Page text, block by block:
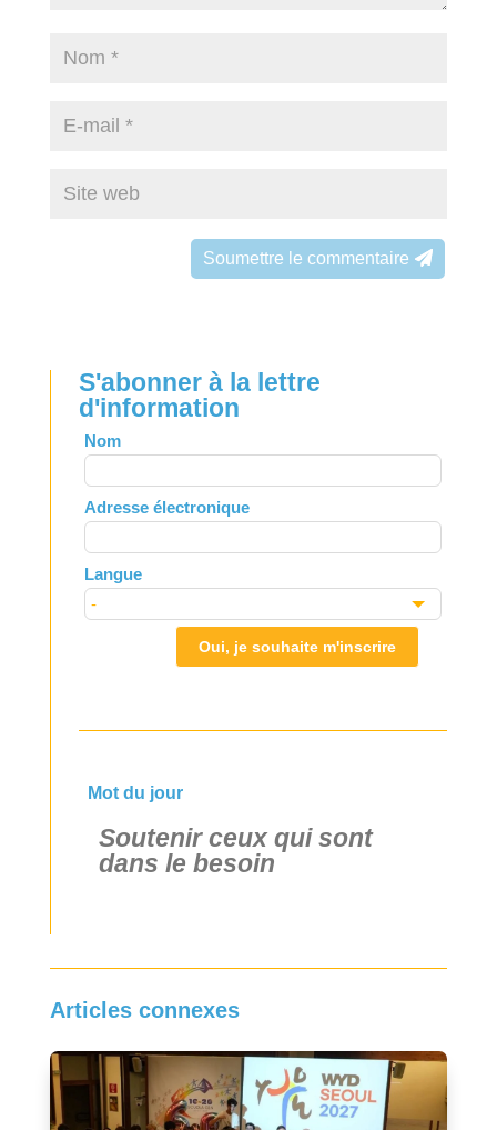
Soumettre le commentaire
S'abonner à la lettre
d'information
Leave
this
field
blank
Nom
Adresse électronique
Langue
Oui, je souhaite m'inscrire
Mot du jour
Soutenir ceux qui sont
dans le besoin
Articles connexes